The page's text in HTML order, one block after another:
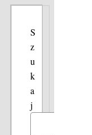
S
z
u
k
a
j